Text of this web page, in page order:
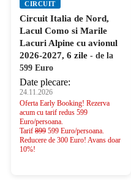
CIRCUIT
Circuit Italia de Nord,
Lacul Como si Marile
Lacuri Alpine cu avionul
2026-2027, 6 zile - de la
599 Euro
Date plecare:
24.11.2026
Oferta Early Booking! Rezerva
acum cu tarif redus 599
Euro/persoana.
Tarif 899 599 Euro/persoana.
Reducere de 300 Euro! Avans doar
10%!